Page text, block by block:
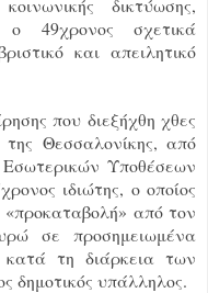
δικτύωσης,
49χρονος σχετικά
και απειλητικό
που διεξήχθη χθες
της Θεσσαλονίκης, από
Εσωτερικών Υποθέσεων
ιδιώτης, ο οποίος
από τον
σε προσημειωμένα
τη διάρκεια των
δημοτικός υπάλληλος.